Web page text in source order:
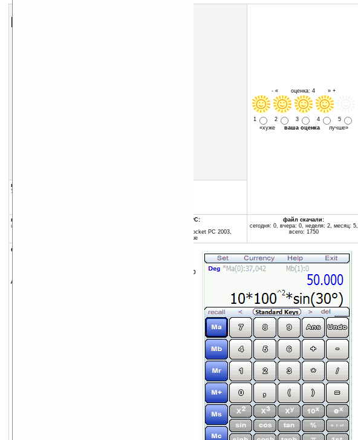
- « оценка: 4 » +
1 2 3 4
5
«хуже ваша оценкалучше»
группы программы:
Управление информацией
программа:
шареварная
совместима с Pocket PC:
Windows Mobile 2003 (Pocket PC 2003,
Windows CE 4.20) и выше
файл скачали:
сегодня: 0, вчера: 0, неделя: 2, месяц: 5,
всего: 1750
описание:
Calculator LE — универсальный калькулятор
для Windows Mobile.